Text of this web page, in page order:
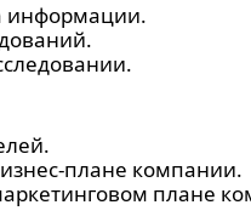
информации.
плане компании.
плане